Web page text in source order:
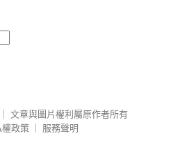
文章與圖片權利屬原作者所有
權政策
服務聲明